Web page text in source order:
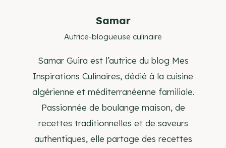
Samar
Autrice-blogueuse culinaire
Samar Guira est l’autrice du blog Mes
Inspirations Culinaires, dédié à la cuisine
algérienne et méditerranéenne familiale.
Passionnée de boulange maison, de
recettes traditionnelles et de saveurs
authentiques, elle partage des recettes